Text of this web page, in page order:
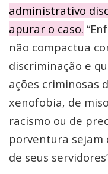
administrativo
apurar o caso.
não compactua
discriminação e
ações criminosas
xenofobia, de
racismo ou de
porventura sejam
de seus